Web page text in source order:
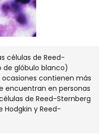
células de Reed-
de glóbulo blanco)
contienen más
encuentran en personas
de Reed-Sternberg
Hodgkin y Reed-